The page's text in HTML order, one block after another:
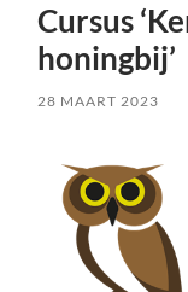
Cursus
honingbij’
28 MAART 2023